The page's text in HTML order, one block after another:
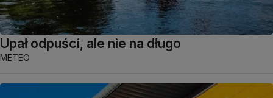
Upał odpuści, ale nie na długo
METEO